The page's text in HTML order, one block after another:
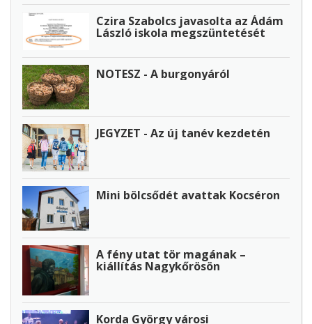
Czira Szabolcs javasolta az Ádám
László iskola megszüntetését
NOTESZ - A burgonyáról
JEGYZET - Az új tanév kezdetén
Mini bölcsődét avattak Kocséron
A fény utat tör magának –
kiállítás Nagykőrösön
Korda György városi